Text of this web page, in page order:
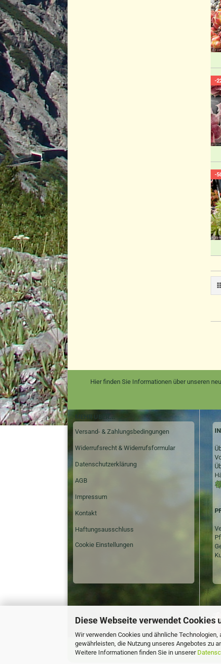
Diese Webseite verwendet Cookies
Wir verwenden Cookies und ähnliche
gewährleisten, die Nutzung unseres Angebotes zu
Weitere Informationen finden Sie in unserer
-
-
Hier finden Sie Informationen über unseren
MEHR ÜBER...
Versand- & Zahlungsbedingungen
Widerrufsrecht & Widerrufsformular
Datenschutzerklärung
AGB
Impressum
Kontakt
Haftungsausschluss
Cookie Einstellungen